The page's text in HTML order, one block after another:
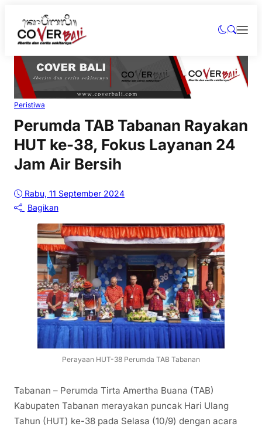
Peristiwa
Perumda TAB Tabanan Rayakan
HUT ke-38, Fokus Layanan 24
Jam Air Bersih
Rabu, 11 September 2024
Bagikan
Perayaan HUT-38 Perumda TAB Tabanan
Tabanan – Perumda Tirta Amertha Buana (TAB)
Kabupaten Tabanan merayakan puncak Hari Ulang
Tahun (HUT) ke-38 pada Selasa (10/9) dengan acara